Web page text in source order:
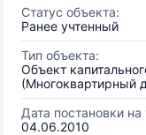
Статус объекта:
Ранее учтенный
Тип объекта:
Объект
(Многоквартирный
Дата постановки на
04.06.2010